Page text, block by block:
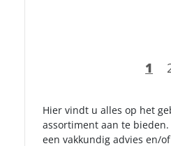
1
Hier vindt u alles op het
assortiment aan te
een vakkundig advies en/